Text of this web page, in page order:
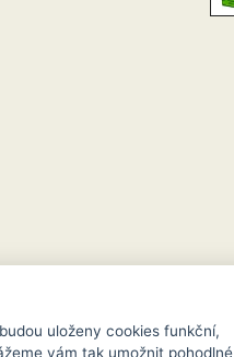
uloženy cookies funkční,
vám tak umožnit pohodlné